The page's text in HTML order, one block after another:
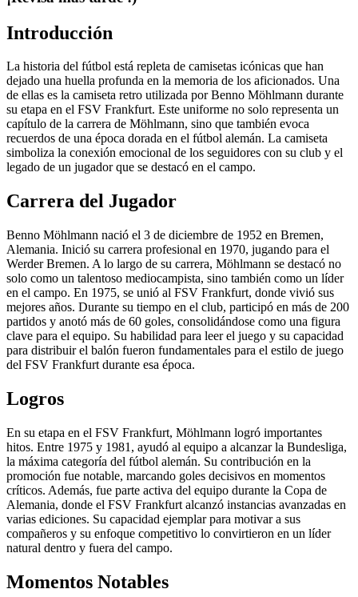
Introducción
La historia del fútbol está repleta de camisetas icónicas que han
dejado una huella profunda en la memoria de los aficionados. Una
de ellas es la camiseta retro utilizada por Benno Möhlmann durante
su etapa en el FSV Frankfurt. Este uniforme no solo representa un
capítulo de la carrera de Möhlmann, sino que también evoca
recuerdos de una época dorada en el fútbol alemán. La camiseta
simboliza la conexión emocional de los seguidores con su club y el
legado de un jugador que se destacó en el campo.
Carrera del Jugador
Benno Möhlmann nació el 3 de diciembre de 1952 en Bremen,
Alemania. Inició su carrera profesional en 1970, jugando para el
Werder Bremen. A lo largo de su carrera, Möhlmann se destacó no
solo como un talentoso mediocampista, sino también como un líder
en el campo. En 1975, se unió al FSV Frankfurt, donde vivió sus
mejores años. Durante su tiempo en el club, participó en más de 200
partidos y anotó más de 60 goles, consolidándose como una figura
clave para el equipo. Su habilidad para leer el juego y su capacidad
para distribuir el balón fueron fundamentales para el estilo de juego
del FSV Frankfurt durante esa época.
Logros
En su etapa en el FSV Frankfurt, Möhlmann logró importantes
hitos. Entre 1975 y 1981, ayudó al equipo a alcanzar la Bundesliga,
la máxima categoría del fútbol alemán. Su contribución en la
promoción fue notable, marcando goles decisivos en momentos
críticos. Además, fue parte activa del equipo durante la Copa de
Alemania, donde el FSV Frankfurt alcanzó instancias avanzadas en
varias ediciones. Su capacidad ejemplar para motivar a sus
compañeros y su enfoque competitivo lo convirtieron en un líder
natural dentro y fuera del campo.
Momentos Notables